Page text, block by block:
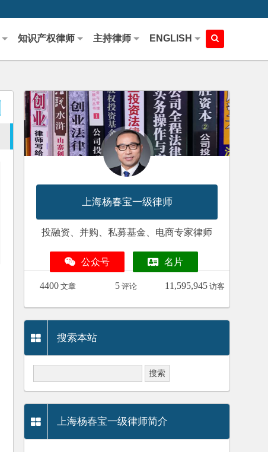
知识产权律师 主持律师 ENGLISH
上海杨春宝一级律师
投融资、并购、私募基金、电商专家律师
公众号 名片
4400 文章 5 评论 11,595,945 访客
搜索本站
上海杨春宝一级律师简介